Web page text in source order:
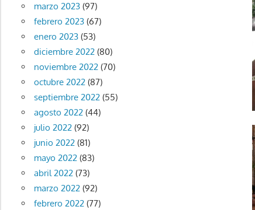
marzo 2023(97)
febrero 2023(67)
enero 2023(53)
diciembre 2022(80)
noviembre 2022(70)
octubre 2022(87)
septiembre 2022(55)
agosto 2022(44)
julio 2022(92)
junio 2022(81)
mayo 2022(83)
abril 2022(73)
marzo 2022(92)
febrero 2022(77)